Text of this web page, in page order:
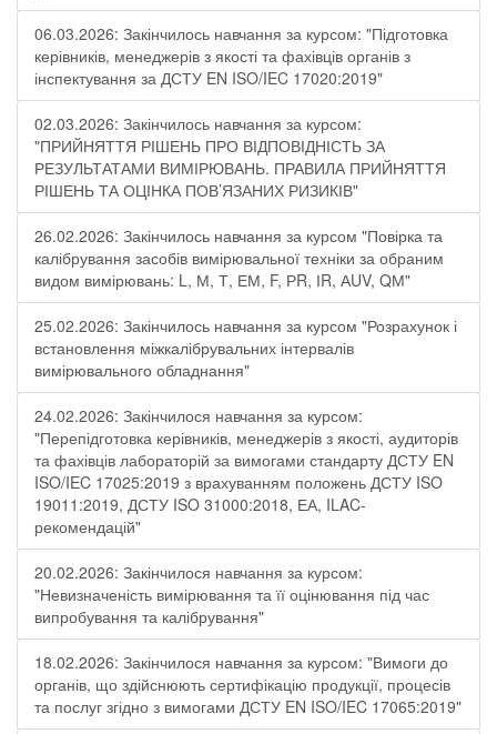
06.03.2026: Закінчилось навчання за курсом: "Підготовка
керівників, менеджерів з якості та фахівців органів з
інспектування за ДСТУ EN ISO/IEC 17020:2019"
02.03.2026: Закінчилось навчання за курсом:
"ПРИЙНЯТТЯ РІШЕНЬ ПРО ВІДПОВІДНІСТЬ ЗА
РЕЗУЛЬТАТАМИ ВИМІРЮВАНЬ. ПРАВИЛА ПРИЙНЯТТЯ
РІШЕНЬ ТА ОЦІНКА ПОВ’ЯЗАНИХ РИЗИКІВ"
26.02.2026: Закінчилось навчання за курсом "Повірка та
калібрування засобів вимірювальної техніки за обраним
видом вимірювань: L, М, Т, ЕМ, F, РR, ІR, АUV, QМ"
25.02.2026: Закінчилось навчання за курсом "Розрахунок і
встановлення міжкалібрувальних інтервалів
вимірювального обладнання"
24.02.2026: Закінчилося навчання за курсом:
"Перепідготовка керівників, менеджерів з якості, аудиторів
та фахівців лабораторій за вимогами стандарту ДСТУ EN
ISO/IEC 17025:2019 з врахуванням положень ДСТУ ISO
19011:2019, ДСТУ ISO 31000:2018, ЕА, ILAC-
рекомендацій"
20.02.2026: Закінчилося навчання за курсом:
"Невизначеність вимірювання та її оцінювання під час
випробування та калібрування"
18.02.2026: Закінчилося навчання за курсом: "Вимоги до
органів, що здійснюють сертифікацію продукції, процесів
та послуг згідно з вимогами ДСТУ EN ISO/IEC 17065:2019"